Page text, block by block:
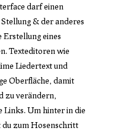
darf einen
& der anderes
Erstellung eines
Texteditoren wie
Liedertext und
Oberfläche, damit
zu verändern,
Links. Um hinter in die
du zum Hosenschritt